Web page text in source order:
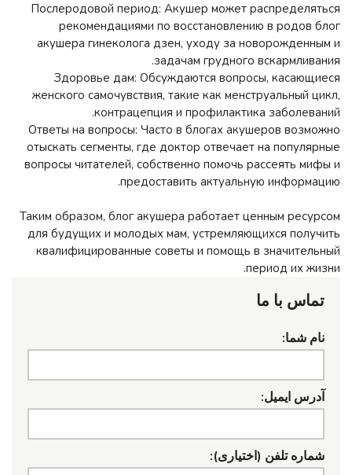
Послеродовой период: Акушер может распределяться
рекомендациями по восстановлению в родов блог
акушера гинеколога дзен, уходу за новорожденным и
задачам грудного вскармливания.
Здоровье дам: Обсуждаются вопросы, касающиеся
женского самочувствия, такие как менструальный цикл,
контрацепция и профилактика заболеваний.
Ответы на вопросы: Часто в блогах акушеров возможно
отыскать сегменты, где доктор отвечает на популярные
вопросы читателей, собственно помочь рассеять мифы и
предоставить актуальную информацию.
Таким образом, блог акушера работает ценным ресурсом
для будущих и молодых мам, устремляющихся получить
квалифицированные советы и помощь в значительный
период их жизни.
تماس با ما
نام شما:
آدرس ایمیل:
شماره تلفن (اختیاری):